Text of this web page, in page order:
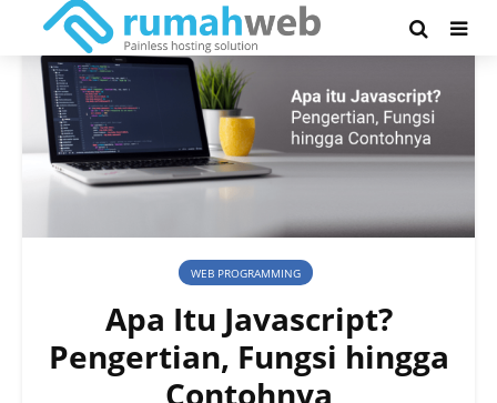
WEB PROGRAMMING
Apa Itu Javascript?
Pengertian, Fungsi hingga
Contohnya